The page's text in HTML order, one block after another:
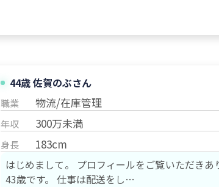
44歳 佐賀のぶさん
職業 物流/在庫管理
年収 300万未満
身長 183cm
はじめまして。 プロフィールをご覧いただきありがとう
43歳です。 仕事は配送をし…